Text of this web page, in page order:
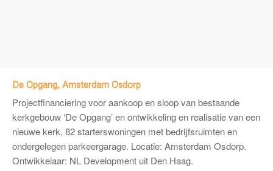
De Opgang, Amsterdam Osdorp
Projectfinanciering voor aankoop en sloop van bestaande
kerkgebouw ‘De Opgang’ en ontwikkeling en realisatie van een
nieuwe kerk, 82 starterswoningen met bedrijfsruimten en
ondergelegen parkeergarage. Locatie: Amsterdam Osdorp.
Ontwikkelaar: NL Development uit Den Haag.